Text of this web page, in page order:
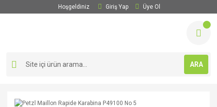
Hoşgeldiniz Giriş Yap Üye Ol
ARA